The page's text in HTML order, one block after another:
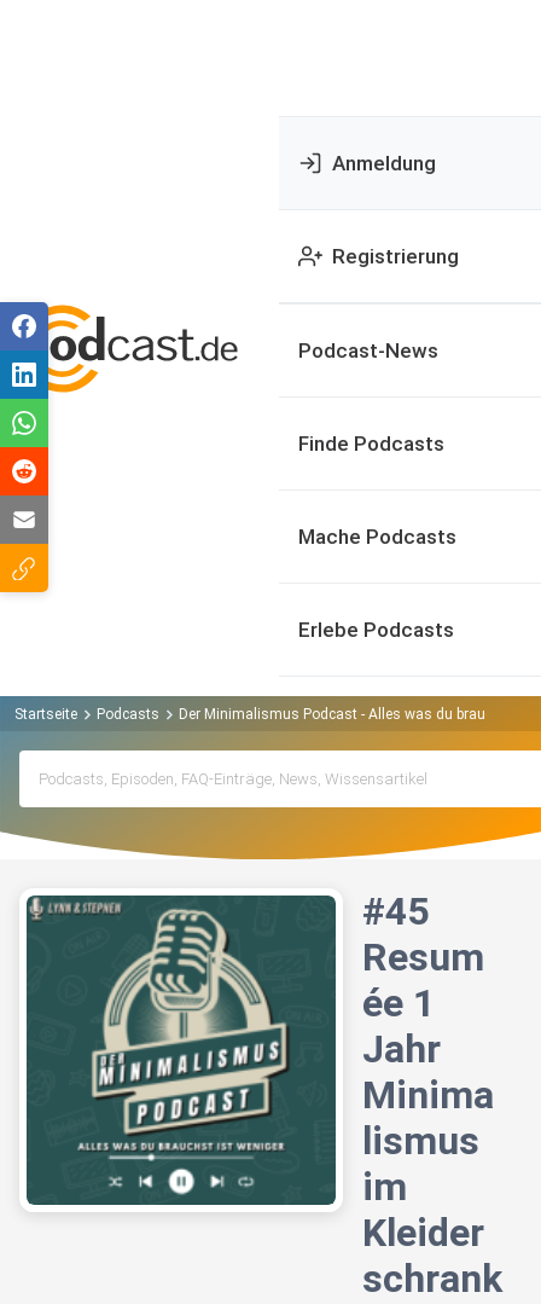
Anmeldung
Registrierung
Podcast-News
Finde Podcasts
Mache Podcasts
Erlebe Podcasts
Startseite Podcasts Der Minimalismus Podcast - Alles was du brauchst ist
#45
Resum
ée 1
Jahr
Minima
lismus
im
Kleider
schrank